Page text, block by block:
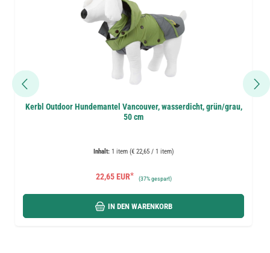
Kerbl Outdoor Hundemantel Vancouver, wasserdicht, grün/grau,
50 cm
Inhalt: 1 item (€ 22,65 / 1 item)
22,65 EUR* (37%gespart)
IN DEN WARENKORB